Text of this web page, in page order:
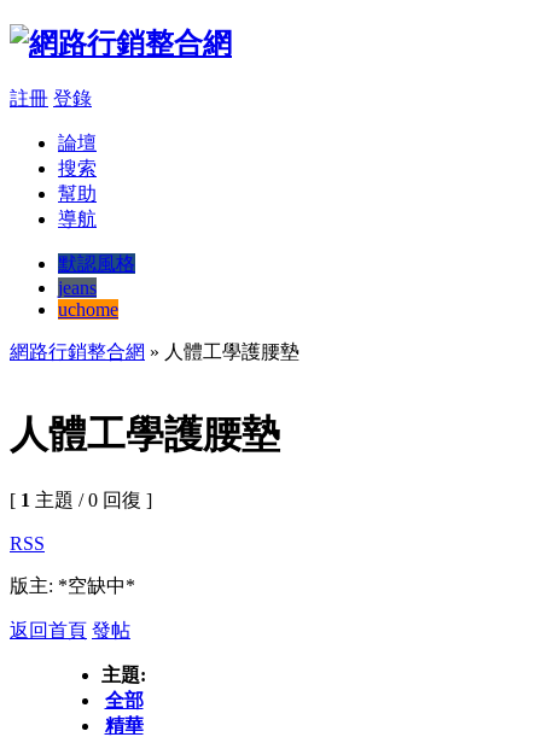
註冊 登錄
論壇
搜索
幫助
導航
默認風格
jeans
uchome
網路行銷整合網 » 人體工學護腰墊
人體工學護腰墊
[ 1 主題 / 0 回復 ]
RSS
版主: *空缺中*
返回首頁 發帖
主題:
全部
精華